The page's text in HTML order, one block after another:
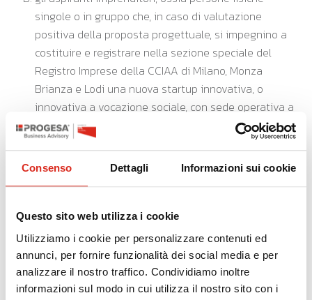
Consenso Dettagli Informazioni sui cookie
Questo sito web utilizza i cookie
Utilizziamo i cookie per personalizzare contenuti ed
annunci, per fornire funzionalità dei social media e per
analizzare il nostro traffico. Condividiamo inoltre
informazioni sul modo in cui utilizza il nostro sito con i
singole o in gruppo che, in caso di valutazione
positiva della proposta progettuale, si impegnino a
costituire e registrare nella sezione speciale del
Registro Imprese della CCIAA di Milano, Monza
Brianza e Lodi una nuova startup innovativa, o
innovativa a vocazione sociale, con sede operativa a
Milano, entro 90 giorni solari dalla determinazione di
approvazione della graduatoria dei beneficiari.
Le start up possono avere sede operativa in
condivisione con altre imprese/organizzazioni già attive,
presso uffici offerti in locazione temporanea in strutture
collettive.
PROGETTI AMMISSIBILI